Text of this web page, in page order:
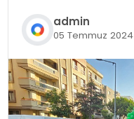
admin
05 Temmuz 2024